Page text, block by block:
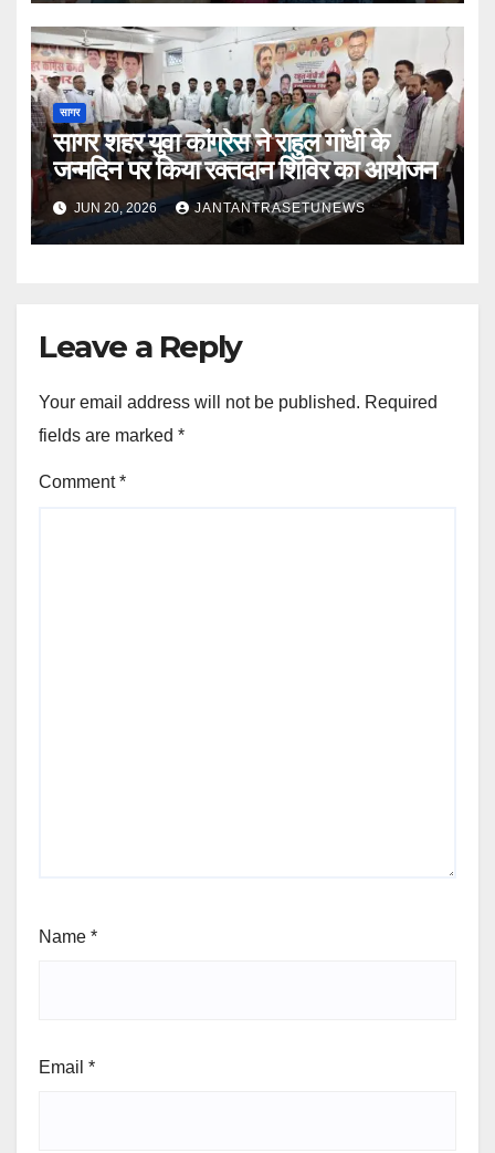
सागर
सागर शहर युवा कांग्रेस ने राहुल गांधी के
जन्मदिन पर किया रक्तदान शिविर का आयोजन
JUN 20, 2026 JANTANTRASETUNEWS
Leave a Reply
Your email address will not be published. Required
fields are marked *
Comment*
Name *
Email *